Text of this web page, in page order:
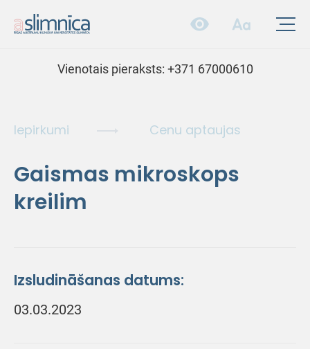
Vienotais pieraksts: +371 67000610
Iepirkumi Cenu aptaujas
Gaismas mikroskops
kreilim
Izsludināšanas datums:
03.03.2023